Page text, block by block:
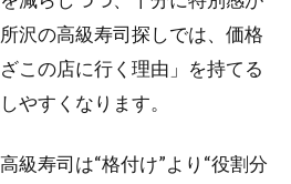
沢の高級寿司探しでは、価格
この店に行く理由」を持てる
やすくなります。
級寿司は“格付け”より“役割分